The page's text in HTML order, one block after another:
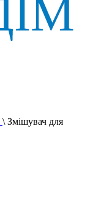
\ Змішувач для